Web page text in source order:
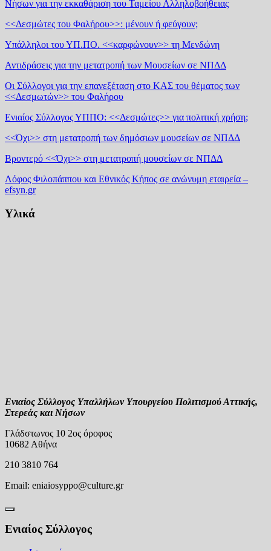
Νήσων για την εκκαθάριση του Ταμείου Αλληλοβοήθειας
<<Δεσμώτες του Φαλήρου>>: μένουν ή φεύγουν;
Υπάλληλοι του ΥΠ.ΠΟ. <<καρφώνουν>> τη Μενδώνη
Αντιδράσεις για την μετατροπή των Μουσείων σε ΝΠΔΔ
Οι Σύλλογοι για την επανεξέταση στο ΚΑΣ του θέματος των
<<Δεσμωτών>> του Φαλήρου
Ενιαίος Σύλλογος ΥΠΠΟ: <<Δεσμώτες>> για πολιτική χρήση;
<<Όχι>> στη μετατροπή των δημόσιων μουσείων σε ΝΠΔΔ
Βροντερό <<Όχι>> στη μετατροπή μουσείων σε ΝΠΔΔ
Λόφος Φιλοπάππου και Εθνικός Κήπος σε ανώνυμη εταιρεία –
efsyn.gr
Υλικά
Ενιαίος Σύλλογος Υπαλλήλων Υπουργείου Πολιτισμού Αττικής,
Στερεάς και Νήσων
Γλάδστωνος 10 2ος όροφος
10682 Αθήνα
210 3810 764
Email: eniaiosyppo@culture.gr
Ενιαίος Σύλλογος